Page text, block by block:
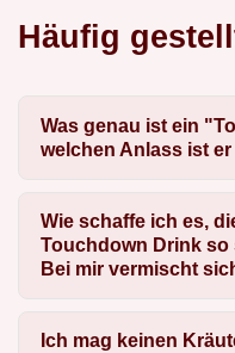
Häufig
Was genau ist ein
welchen Anlass ist
Wie schaffe ich es,
Touchdown Drink
Bei mir vermischt
Ich mag keinen